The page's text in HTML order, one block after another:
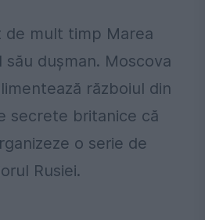
de mult timp Marea
dușman. Moscova
războiul din
secrete britanice că
o serie de
Rusiei.